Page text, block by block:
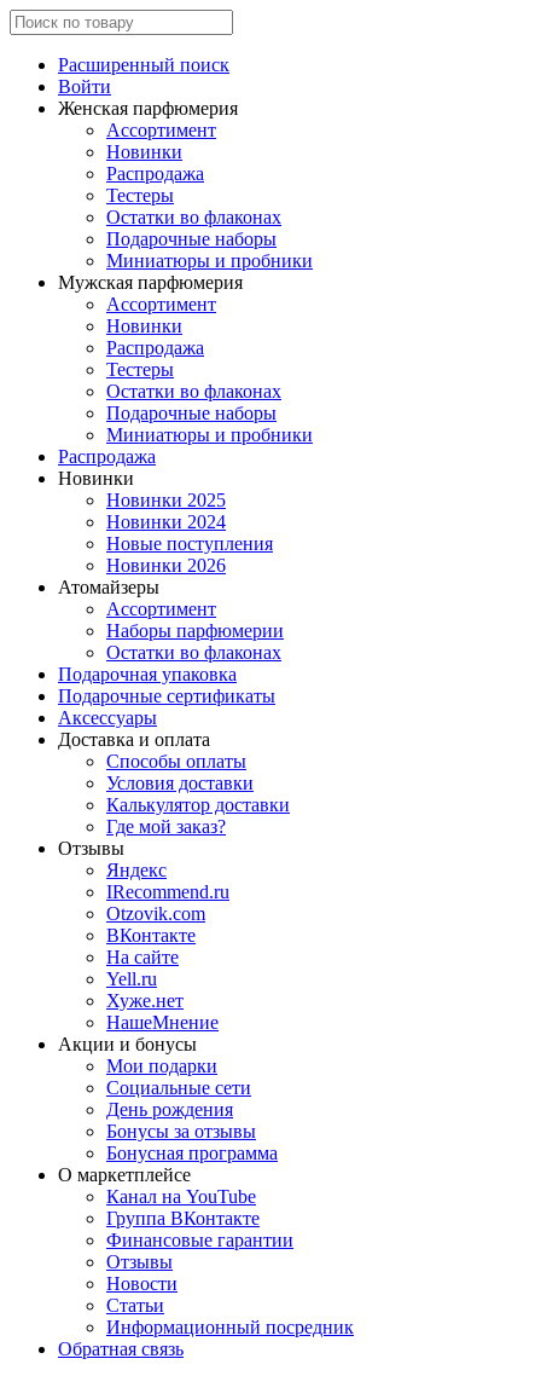
Расширенный поиск
Войти
Женская парфюмерия
Ассортимент
Новинки
Распродажа
Тестеры
Остатки во флаконах
Подарочные наборы
Миниатюры и пробники
Мужская парфюмерия
Ассортимент
Новинки
Распродажа
Тестеры
Остатки во флаконах
Подарочные наборы
Миниатюры и пробники
Распродажа
Новинки
Новинки 2025
Новинки 2024
Новые поступления
Новинки 2026
Атомайзеры
Ассортимент
Наборы парфюмерии
Остатки во флаконах
Подарочная упаковка
Подарочные сертификаты
Аксессуары
Доставка и оплата
Способы оплаты
Условия доставки
Калькулятор доставки
Где мой заказ?
Отзывы
Яндекс
IRecommend.ru
Otzovik.com
ВКонтакте
На сайте
Yell.ru
Хуже.нет
НашеМнение
Акции и бонусы
Мои подарки
Социальные сети
День рождения
Бонусы за отзывы
Бонусная программа
О маркетплейсе
Канал на YouTube
Группа ВКонтакте
Финансовые гарантии
Отзывы
Новости
Статьи
Информационный посредник
Обратная связь